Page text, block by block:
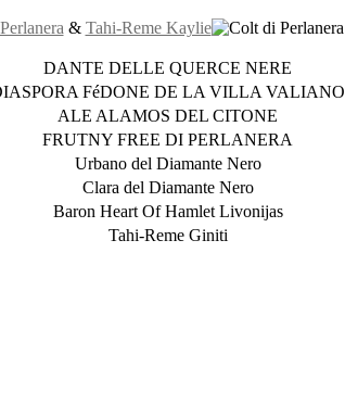
& Tahi-Reme Kaylie
DANTE DELLE QUERCE NERE
FéDONE DE LA VILLA VALIANO
ALE ALAMOS DEL CITONE
FRUTNY FREE DI PERLANERA
Urbano del Diamante Nero
Clara del Diamante Nero
Baron Heart Of Hamlet Livonijas
Tahi-Reme Giniti